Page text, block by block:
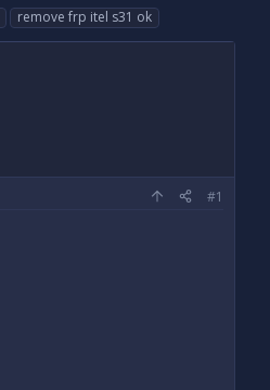
remove frp itel s31 ok
#1